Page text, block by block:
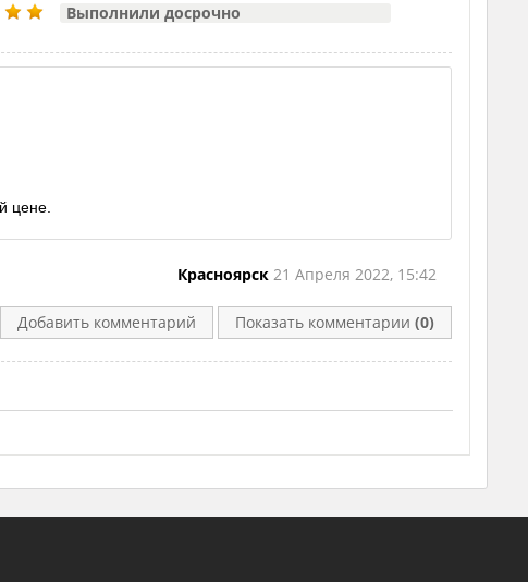
Выполнили досрочно
цене.
Красноярск21 Апреля 2022, 15:42
Добавить комментарий Показать комментарии (0)